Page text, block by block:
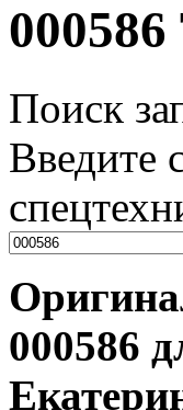
Поиск
Введите
000586